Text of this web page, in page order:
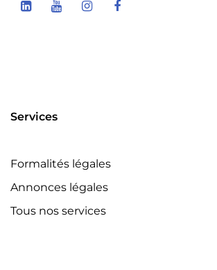
Services
Formalités légales
Annonces légales
Tous nos services